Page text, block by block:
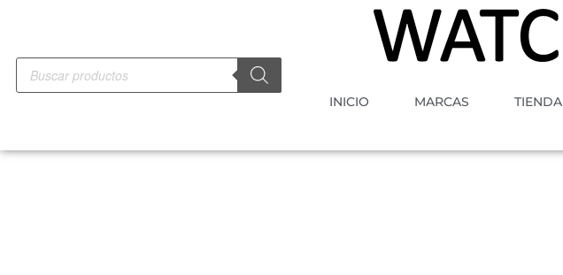
INICIO MARCAS TIENDA